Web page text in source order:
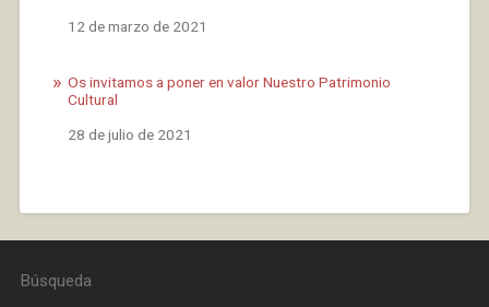
Fecha
12 de marzo de 2021
Os invitamos a poner en valor Nuestro Patrimonio
Cultural
Fecha
28 de julio de 2021
Búsqueda